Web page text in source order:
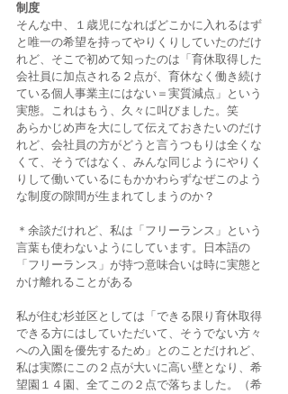
制度
そんな中、１歳児になればどこかに入れるはず
と唯一の希望を持ってやりくりしていたのだけ
れど、そこで初めて知ったのは「育休取得した
会社員に加点される２点が、育休なく働き続け
ている個人事業主にはない＝実質減点」という
実態。これはもう、久々に叫びました。笑
あらかじめ声を大にして伝えておきたいのだけ
れど、会社員の方がどうと言うつもりは全くな
くて、そうではなく、みんな同じようにやりく
りして働いているにもかかわらずなぜこのよう
な制度の隙間が生まれてしまうのか？
＊余談だけれど、私は「フリーランス」という
言葉も使わないようにしています。日本語の
「フリーランス」が持つ意味合いは時に実態と
かけ離れることがある
私が住む杉並区としては「できる限り育休取得
できる方にはしていただいて、そうでない方々
への入園を優先するため」とのことだけれど、
私は実際にこの２点が大いに高い壁となり、希
望園１４園、全てこの２点で落ちました。（希